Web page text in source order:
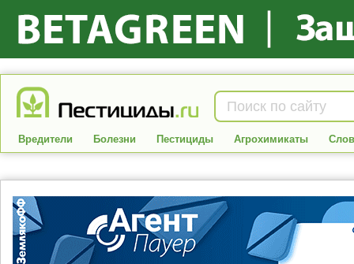
Вредители Болезни Пестициды Агрохимикаты